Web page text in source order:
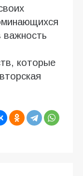
важность
которые